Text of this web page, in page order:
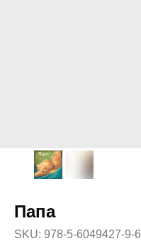
Папа
SKU: 978-5-6049427-9-6